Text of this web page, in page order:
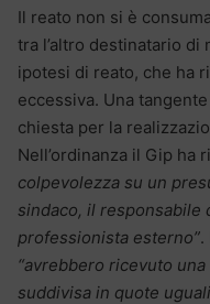
Il reato non si è
tra l’altro destinatario di
ipotesi di reato, che ha
eccessiva. Una
chiesta per la
Nell’ordinanza il Gip ha
colpevolezza su un
sindaco, il responsabile
professionista esterno”.
“avrebbero ricevuto
suddivisa in quote